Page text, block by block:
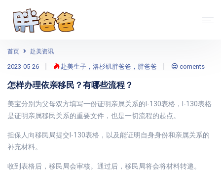
首页 赴美资讯
2023-05-26 赴美生子，洛杉矶胖爸爸，胖爸爸 coments
怎样办理依亲移民？有哪些流程？
美宝分别为父母双方填写一份证明亲属关系的I-130表格，I-130表格
是证明亲属移民关系的重要文件，也是一切流程的起点。
担保人向移民局提交I-130表格，以及能证明自身身份和亲属关系的
补充材料。
收到表格后，移民局会审核。通过后，移民局将会将材料转递。